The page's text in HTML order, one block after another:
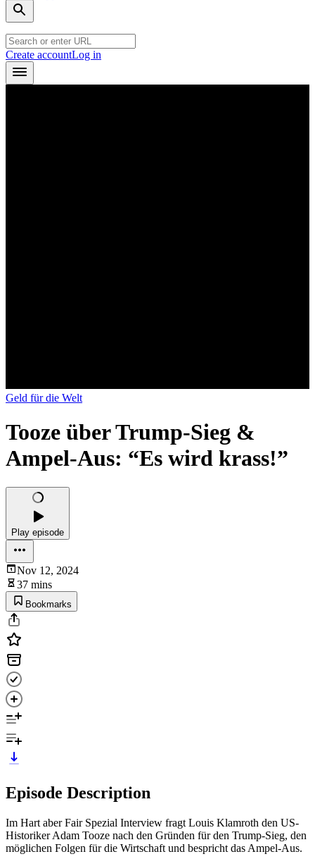
Create accountLog in
Geld für die Welt
Tooze über Trump-Sieg &
Ampel-Aus: “Es wird krass!”
Play episode
Nov 12, 2024
37 mins
Bookmarks
Episode Description
Im Hart aber Fair Spezial Interview fragt Louis Klamroth den US-
Historiker Adam Tooze nach den Gründen für den Trump-Sieg, den
möglichen Folgen für die Wirtschaft und bespricht das Ampel-Aus.